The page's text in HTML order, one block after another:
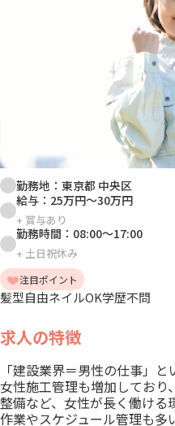
勤務地： 東京都 中央区
給与： 25万円～30万円
+ 賞与あり
勤務時間： 08:00～17:00
+ 土日祝休み
注目ポイント
髪型自由ネイルOK学歴不問
求人の特徴
「建設業界＝男性の仕事」
女性施工管理も増加してお
整備など、女性が長く働ける
作業やスケジュール管理も